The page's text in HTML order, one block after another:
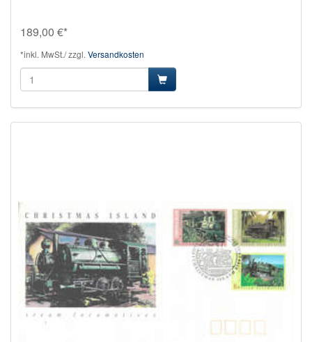
189,00 €*
*inkl. MwSt./ zzgl. Versandkosten